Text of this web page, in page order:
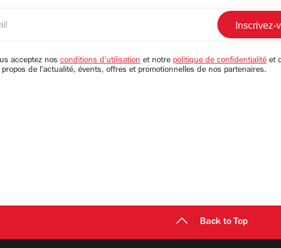
acceptez nos conditions d'utilisation et notre politique de confidentialité et
de l'actualité, évents, offres et promotionnelles de nos partenaires.
Back to Top